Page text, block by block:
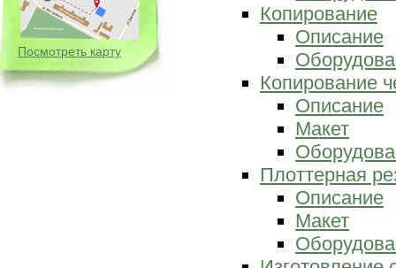
Посмотреть карту
Копирование
Описание
Копирование
Описание
Макет
Плоттерная
Описание
Макет